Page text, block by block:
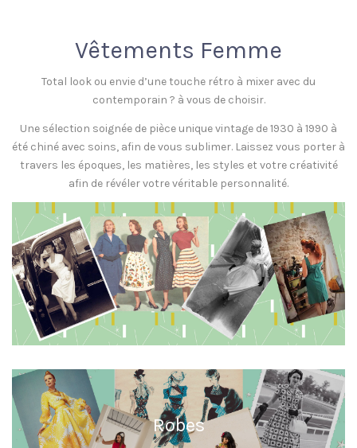
Vêtements Femme
Total look ou envie d’une touche rétro à mixer avec du
contemporain ? à vous de choisir.
Une sélection soignée de pièce unique vintage de 1930 à 1990 à
été chiné avec soins, afin de vous sublimer. Laissez vous porter à
travers les époques, les matières, les styles et votre créativité
afin de révéler votre véritable personnalité.
Robes